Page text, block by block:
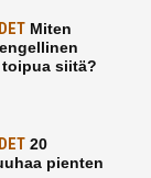
Miten
siitä?
20
pienten